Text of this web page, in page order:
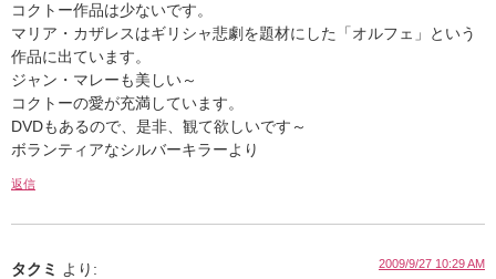
コクトー作品は少ないです。
マリア・カザレスはギリシャ悲劇を題材にした「オルフェ」という
作品に出ています。
ジャン・マレーも美しい～
コクトーの愛が充満しています。
DVDもあるので、是非、観て欲しいです～
ボランティアなシルバーキラーより
返信
タクミ より: 2009/9/27 10:29 AM